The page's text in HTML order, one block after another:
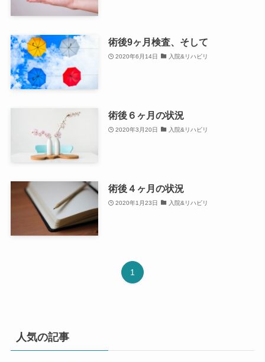
術後9ヶ月検査、そして
2020年6月14日 入院&リハビリ
術後６ヶ月の状況
2020年3月20日 入院&リハビリ
術後４ヶ月の状況
2020年1月23日 入院&リハビリ
1
人気の記事